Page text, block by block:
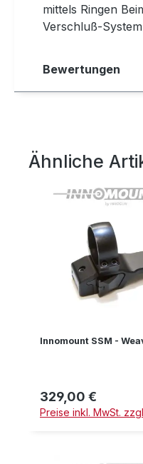
mittels Ringen
Verschluß-
Bewertungen
Produktgalerie
Ähnliche
Innomount SSM -
Regulärer Preis:
329,00 €
Preise inkl. MwSt.